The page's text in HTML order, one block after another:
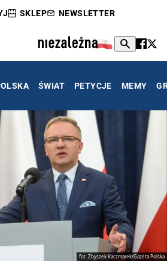
SKLEP NEWSLETTER
ŚWIAT PETYCJE MEMY
fot. Zbyszek Kaczmarek/Gazeta Polska